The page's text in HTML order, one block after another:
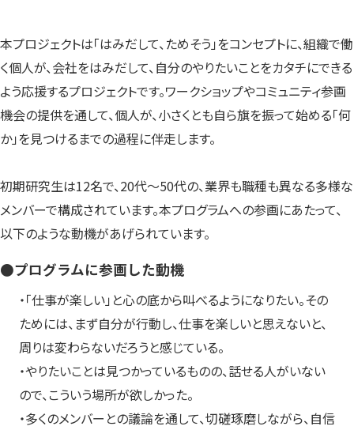
本プロジェクトは「はみだして、ためそう」をコンセプトに、組織で働
く個人が、会社をはみだして、自分のやりたいことをカタチにできる
よう応援するプロジェクトです。ワークショップやコミュニティ参画
機会の提供を通して、個人が、小さくとも自ら旗を振って始める「何
か」を見つけるまでの過程に伴走します。
初期研究生は12名で、20代〜50代の、業界も職種も異なる多様な
メンバーで構成されています。本プログラムへの参画にあたって、
以下のような動機があげられています。
●プログラムに参画した動機
・「仕事が楽しい」と心の底から叫べるようになりたい。その
ためには、まず自分が行動し、仕事を楽しいと思えないと、
周りは変わらないだろうと感じている。
・やりたいことは見つかっているものの、話せる人がいない
ので、こういう場所が欲しかった。
・多くのメンバーとの議論を通して、切磋琢磨しながら、自信